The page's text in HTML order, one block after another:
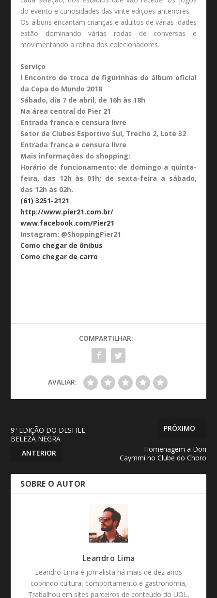
do evento e curiosidades das vinte edições anteriores.
Os álbuns encantam crianças e adultos de várias idades
estão dominando várias rodas de conversas e
movimentando a rotina dos colecionadores.
Serviço
I Encontro de troca de figurinhas do álbum oficial
da Copa do Mundo 2018
Sábado, dia 7 de abril, de 16h às 18h
Na área central do Pier 21
Entrada franca e censura livre
Setor de Clubes Esportivo Sul, Trecho 2, Lote 32
Entrada franca e censura livre
Mais informações do shopping:
Horário de funcionamento: de domingo a quinta-
feira, das 12h às 01h; de sexta-feira a sábado,
das 12h às 02h.
(61) 3251-2121
http://www.pier21.com.br/
www.facebook.com/Pier21
Instagram: @ShoppingPier21
Como chegar de ônibus
Como chegar de carro
COMPARTILHAR:
AVALIAR:
9ª EDIÇÃO DO DESFILE
BELEZA NEGRA
ANTERIOR
PRÓXIMO
Homenagem a Dori
Caymmi no Clube do Choro
SOBRE O AUTOR
Leandro Lima
Leandro Lima é jornalista há mais de dez anos
cobrindo cultura, comportamento e gastronomia,
Trabalhou em sites parceiros de conteúdo do UOL,